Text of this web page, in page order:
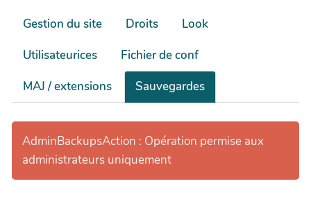
Gestion du site Droits
Look
Utilisateurices
Fichier de conf
MAJ / extensions
Sauvegardes
AdminBackupsAction : Opération permise aux
administrateurs uniquement